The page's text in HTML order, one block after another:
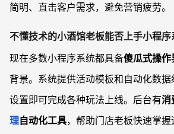
简明、直击客户需求，避免营销疲劳。
不懂技术的小酒馆老板能否上手小程序
现在多数小程序系统都具备傻瓜式操作
背景。系统提供活动模板和自动化数
设置即可完成各种玩法上线。后台有消
理自动化工具，帮助门店老板快速掌